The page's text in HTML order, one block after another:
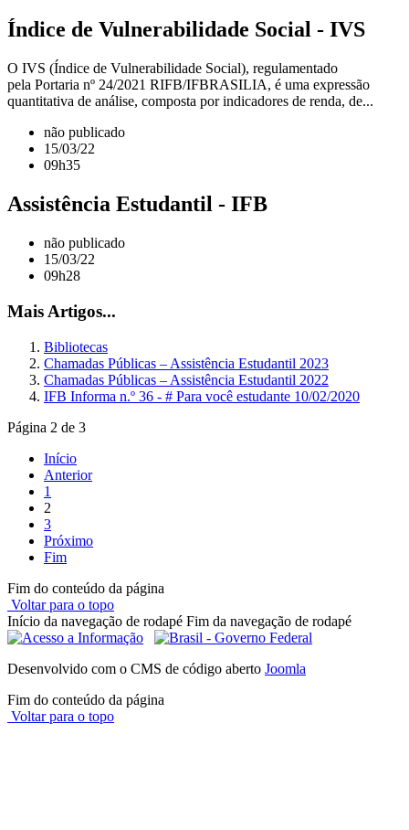
Índice de Vulnerabilidade Social - IVS
O IVS (Índice de Vulnerabilidade Social), regulamentado
pela Portaria nº 24/2021 RIFB/IFBRASILIA, é uma expressão
quantitativa de análise, composta por indicadores de renda, de...
não publicado
15/03/22
09h35
Assistência Estudantil - IFB
não publicado
15/03/22
09h28
Mais Artigos...
Bibliotecas
Chamadas Públicas – Assistência Estudantil 2023
Chamadas Públicas – Assistência Estudantil 2022
IFB Informa n.º 36 - # Para você estudante 10/02/2020
Página 2 de 3
Início
Anterior
1
2
3
Próximo
Fim
Fim do conteúdo da página
Voltar para o topo
Início da navegação de rodapé Fim da navegação de rodapé
Desenvolvido com o CMS de código aberto Joomla
Fim do conteúdo da página
Voltar para o topo